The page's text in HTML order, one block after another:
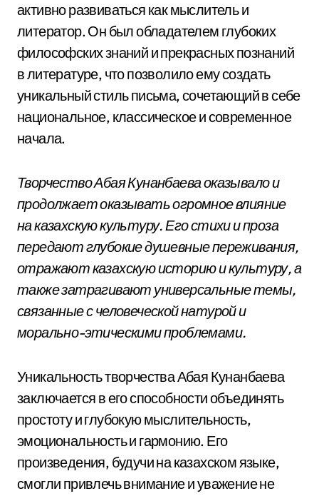
активно развиваться как мыслитель и
литератор. Он был обладателем глубоких
философских знаний и прекрасных познаний
в литературе, что позволило ему создать
уникальный стиль письма, сочетающий в себе
национальное, классическое и современное
начала.
Творчество Абая Кунанбаева оказывало и
продолжает оказывать огромное влияние
на казахскую культуру. Его стихи и проза
передают глубокие душевные переживания,
отражают казахскую историю и культуру, а
также затрагивают универсальные темы,
связанные с человеческой натурой и
морально-этическими проблемами.
Уникальность творчества Абая Кунанбаева
заключается в его способности объединять
простоту и глубокую мыслительность,
эмоциональность и гармонию. Его
произведения, будучи на казахском языке,
смогли привлечь внимание и уважение не